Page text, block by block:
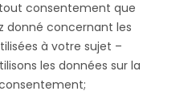
consentement que
donné concernant les
à votre sujet –
les données sur la